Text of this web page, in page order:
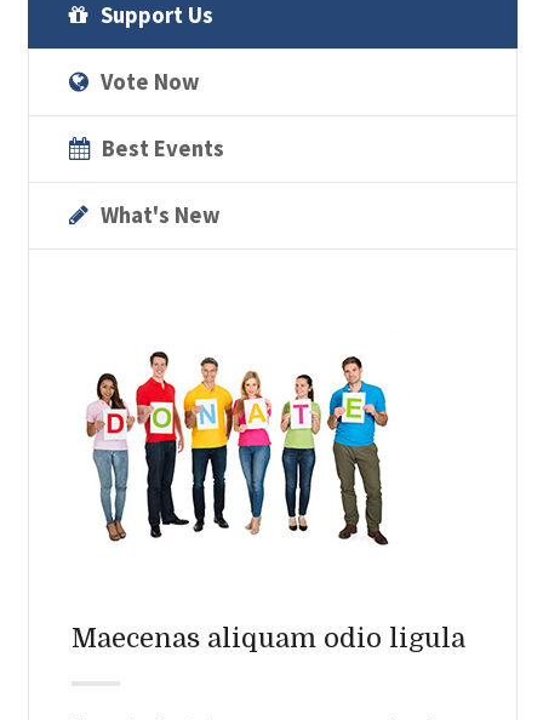
Support Us
Vote Now
Best Events
What's New
Maecenas aliquam odio ligula